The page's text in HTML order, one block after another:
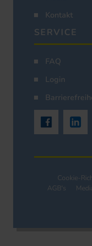
Kontakt
SERVICE
FAQ
Login
Cookie-
AGB's